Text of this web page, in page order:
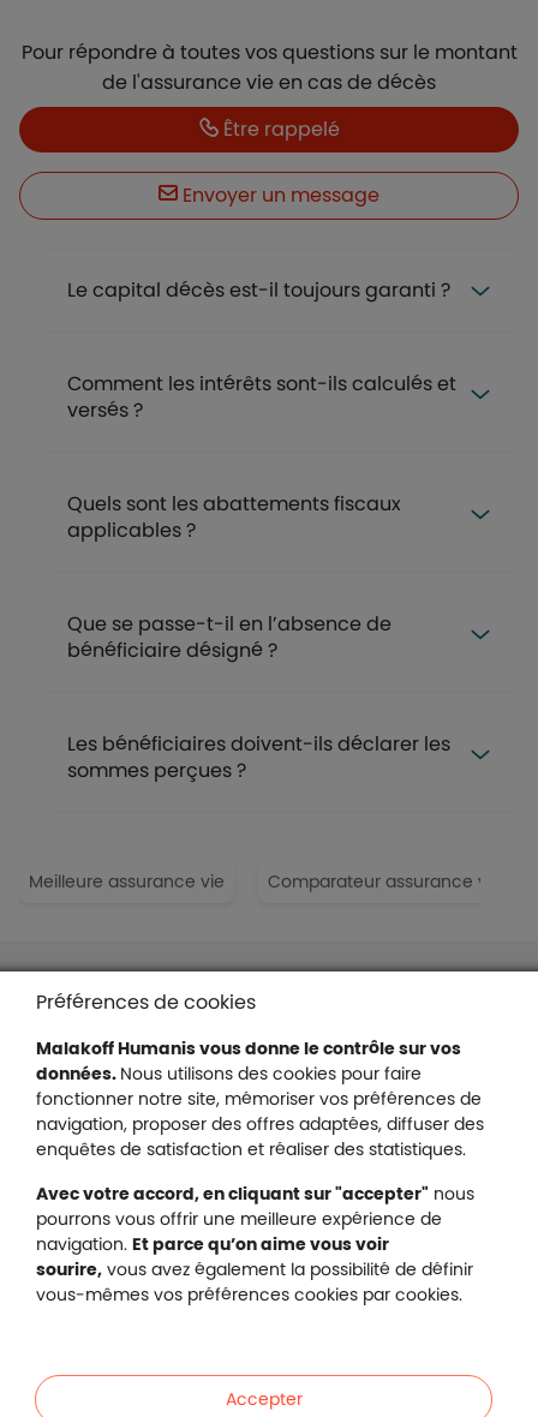
Description
Pour répondre à toutes vos questions sur le montant
de l'assurance vie en cas de décès
Boutons
Boutons et liens Être rappelé
Envoyer un message
Le capital décès est-il toujours garanti ?
Comment les intérêts sont-ils calculés et
versés ?
Quels sont les abattements fiscaux
applicables ?
Que se passe-t-il en l’absence de
bénéficiaire désigné ?
Les bénéficiaires doivent-ils déclarer les
sommes perçues ?
Meilleure assurance vie Comparateur assurance vie
Liens en bas de page
Accessibilité : partiellement conforme
Protection des données
Nous contacter
Plan du site
Gestion des cookies
Malakoff Humanis sur Facebook
Malakoff Humanis sur YouTube
Malakoff Humanis sur X
Malakoff Humanis
Malakoff Humanis à vos côtés.
Préférences de cookies
Malakoff Humanis vous donne le contrôle sur vos
données. Nous utilisons des cookies pour faire
fonctionner notre site, mémoriser vos préférences de
navigation, proposer des offres adaptées, diffuser des
enquêtes de satisfaction et réaliser des statistiques.
Avec votre accord, en cliquant sur "accepter" nous
pourrons vous offrir une meilleure expérience de
navigation. Et parce qu’on aime vous voir
sourire, vous avez également la possibilité de définir
vous-mêmes vos préférences cookies par cookies.
Accepter